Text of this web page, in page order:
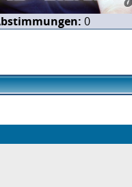
0